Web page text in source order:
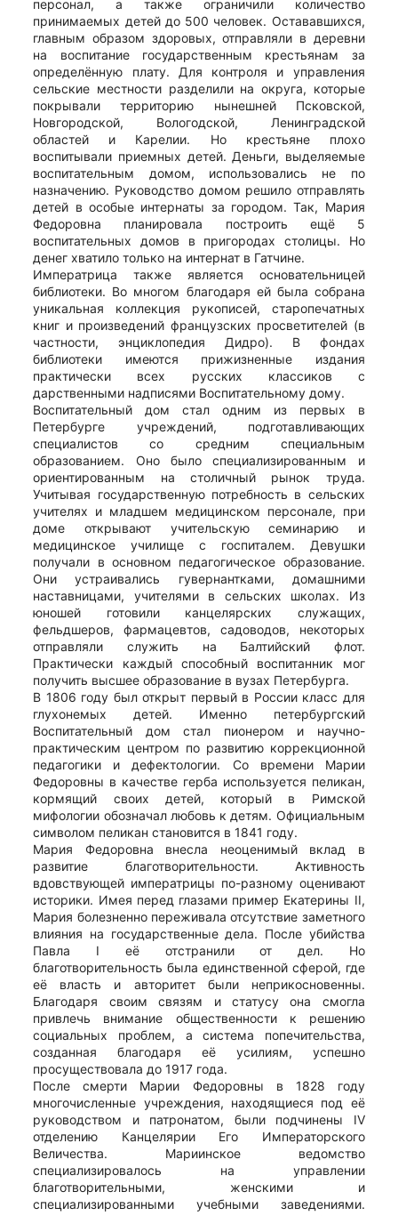
персонал, а также ограничили количество
принимаемых детей до 500 человек. Остававшихся,
главным образом здоровых, отправляли в деревни
на воспитание государственным крестьянам за
определённую плату. Для контроля и управления
сельские местности разделили на округа, которые
покрывали территорию нынешней Псковской,
Новгородской, Вологодской, Ленинградской
областей и Карелии. Но крестьяне плохо
воспитывали приемных детей. Деньги, выделяемые
воспитательным домом, использовались не по
назначению. Руководство домом решило отправлять
детей в особые интернаты за городом. Так, Мария
Федоровна планировала построить ещё 5
воспитательных домов в пригородах столицы. Но
денег хватило только на интернат в Гатчине.
Императрица также является основательницей
библиотеки. Во многом благодаря ей была собрана
уникальная коллекция рукописей, старопечатных
книг и произведений французских просветителей (в
частности, энциклопедия Дидро). В фондах
библиотеки имеются прижизненные издания
практически всех русских классиков с
дарственными надписями Воспитательному дому.
Воспитательный дом стал одним из первых в
Петербурге учреждений, подготавливающих
специалистов со средним специальным
образованием. Оно было специализированным и
ориентированным на столичный рынок труда.
Учитывая государственную потребность в сельских
учителях и младшем медицинском персонале, при
доме открывают учительскую семинарию и
медицинское училище с госпиталем. Девушки
получали в основном педагогическое образование.
Они устраивались гувернантками, домашними
наставницами, учителями в сельских школах. Из
юношей готовили канцелярских служащих,
фельдшеров, фармацевтов, садоводов, некоторых
отправляли служить на Балтийский флот.
Практически каждый способный воспитанник мог
получить высшее образование в вузах Петербурга.
В 1806 году был открыт первый в России класс для
глухонемых детей. Именно петербургский
Воспитательный дом стал пионером и научно-
практическим центром по развитию коррекционной
педагогики и дефектологии. Со времени Марии
Федоровны в качестве герба используется пеликан,
кормящий своих детей, который в Римской
мифологии обозначал любовь к детям. Официальным
символом пеликан становится в 1841 году.
Мария Федоровна внесла неоценимый вклад в
развитие благотворительности. Активность
вдовствующей императрицы по-разному оценивают
историки. Имея перед глазами пример Екатерины II,
Мария болезненно переживала отсутствие заметного
влияния на государственные дела. После убийства
Павла I её отстранили от дел. Но
благотворительность была единственной сферой, где
её власть и авторитет были неприкосновенны.
Благодаря своим связям и статусу она смогла
привлечь внимание общественности к решению
социальных проблем, а система попечительства,
созданная благодаря её усилиям, успешно
просуществовала до 1917 года.
После смерти Марии Федоровны в 1828 году
многочисленные учреждения, находящиеся под её
руководством и патронатом, были подчинены IV
отделению Канцелярии Его Императорского
Величества. Мариинское ведомство
специализировалось на управлении
благотворительными, женскими и
специализированными учебными заведениями.